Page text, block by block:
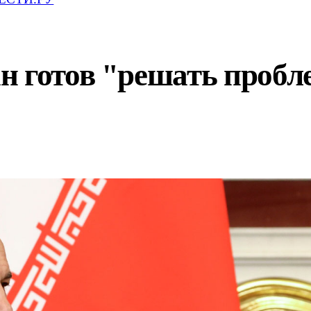
готов "решать